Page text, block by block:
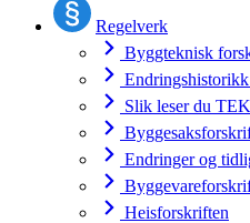
Regelverk
Byggteknisk
Slik leser du
Endringer og
Heisforskriften